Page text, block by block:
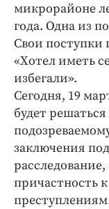
микрорайоне
года. Одна из
Свои поступки
«Хотел иметь
избегали».
Сегодня, 19
будет
заключения
причастность